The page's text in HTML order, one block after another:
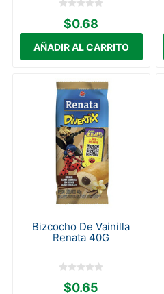
$0.68
Bizcocho De Vainilla
Renata 40G
$0.65